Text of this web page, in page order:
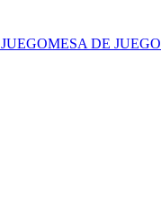
MESA DE JUEGO